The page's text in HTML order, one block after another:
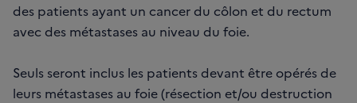
des patients ayant un cancer du côlon et du rectum
avec des métastases au niveau du foie.
Seuls seront inclus les patients devant être opérés de
leurs métastases au foie (résection et/ou destruction